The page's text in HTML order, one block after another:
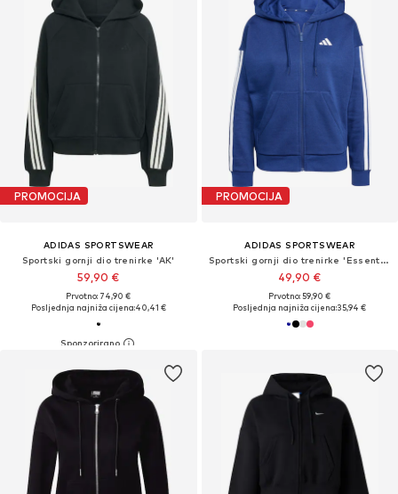
PROMOCIJA
ADIDAS SPORTSWEAR
Sportski gornji dio trenirke 'AK'
59,90 €
Prvotno: 74,90 €
Posljednja najniža cijena:40,41 €
PROMOCIJA
ADIDAS SPORTSWEAR
Sportski gornji dio trenirke 'Essentials'
49,90 €
Prvotno: 59,90 €
Posljednja najniža cijena:35,94 €